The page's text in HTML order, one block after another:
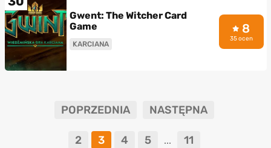
Gwent: The Witcher Card
Game
KARCIANA
8
35 ocen
POPRZEDNIA NASTĘPNA
2 3 4 5 ... 11